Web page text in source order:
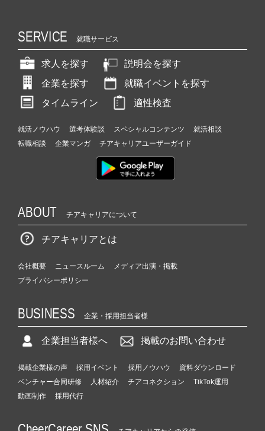
SERVICE 就職サービス
求人を探す
説明会を探す
企業を探す
就職イベントを探す
タイムライン
適性検査
就活ノウハウ 選考体験談 スペシャルコンテンツ
就活相談
転職相談
企業マンガ チアキャリアユーザーガイド
ABOUT チアキャリアについて
チアキャリアとは
会社概要 ニュースルーム
メディア出演・掲載
プライバシーポリシー
BUSINESS 企業・採用担当者様
企業担当者様へ 掲載のお問い合わせ
掲載企業様の声 採用イベント 採用ノウハウ
資料ダウンロード
ベンチャー合同研修
人材紹介 チアコネクション
TikTok運用
動画制作
採用代行